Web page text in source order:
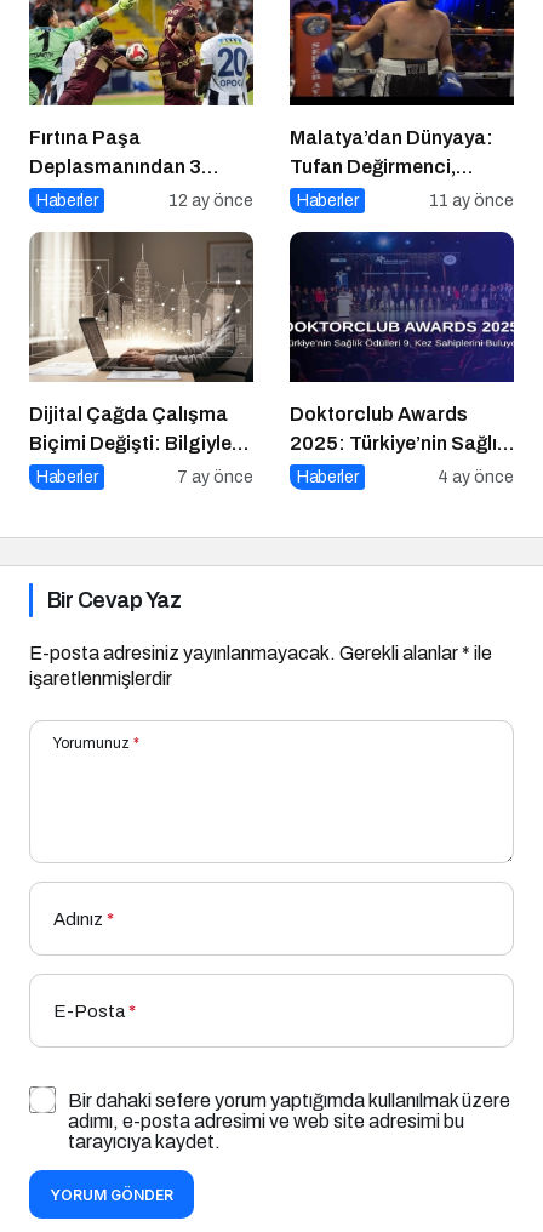
Fırtına Paşa
Deplasmanından 3
Puanla Ayrıldı
Haberler 12 ay önce
Malatya’dan Dünyaya:
Tufan Değirmenci,
Fethiye’de Ringe Çıkıyor
Haberler 11 ay önce
Dijital Çağda Çalışma
Biçimi Değişti: Bilgiyle
Para Kazananların Yeni
Haberler 7 ay önce
Doktorclub Awards
2025: Türkiye’nin Sağlık
Ödülleri 9. Kez
Haberler 4 ay önce
Bir Cevap Yaz
E-posta adresiniz yayınlanmayacak. Gerekli alanlar* ile
işaretlenmişlerdir
Yorumunuz *
Adınız *
E-Posta*
Bir dahaki sefere yorum yaptığımda kullanılmak üzere
adımı, e-posta adresimi ve web site adresimi bu
tarayıcıya kaydet.
YORUM GÖNDER